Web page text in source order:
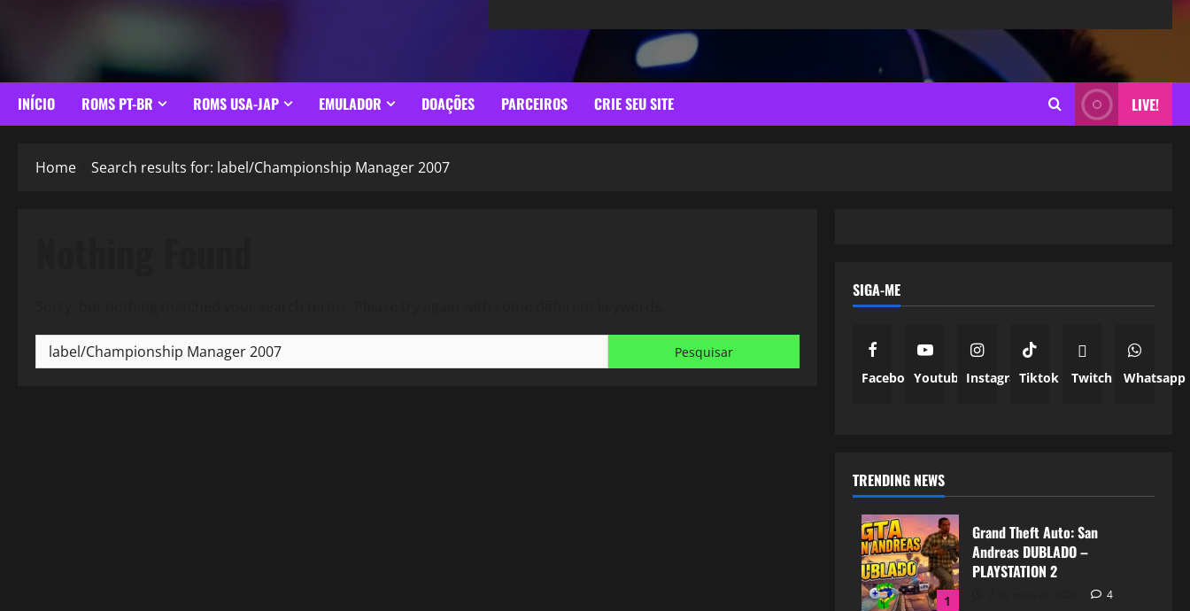
INÍCIO ROMS PT-BR ROMS USA-JAP EMULADOR DOAÇÕES PARCEIROS CRIE SEU SITE LIVE!
Home Search results for: label/Championship Manager 2007
Pesquisar
por:
SIGA-ME
FacebookYoutube InstagramTiktok Twitch Whatsapp
TRENDING NEWS
1
Grand Theft Auto: San
Andreas DUBLADO –
PLAYSTATION 2
4